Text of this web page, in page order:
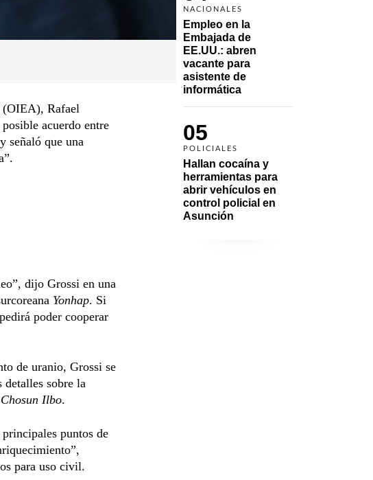
NACIONALES
Empleo en la
Embajada de
EE.UU.: abren
vacante para
asistente de
informática
05
POLICIALES
Hallan cocaína y
herramientas para
abrir vehículos en
control policial en
Asunción
(OIEA), Rafael
acuerdo entre
señaló que una
dijo Grossi en una
Yonhap. Si
poder cooperar
de uranio, Grossi se
sobre la
Chosun Ilbo.
puntos de
para uso civil.